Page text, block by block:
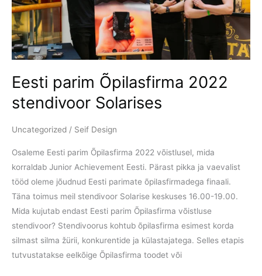
Eesti parim Õpilasfirma 2022
stendivoor Solarises
Uncategorized / Seif Design
Osaleme Eesti parim Õpilasfirma 2022 võistlusel, mida
korraldab Junior Achievement Eesti. Pärast pikka ja vaevalist
tööd oleme jõudnud Eesti parimate õpilasfirmadega finaali.
Täna toimus meil stendivoor Solarise keskuses 16.00-19.00.
Mida kujutab endast Eesti parim Õpilasfirma võistluse
stendivoor? Stendivoorus kohtub õpilasfirma esimest korda
silmast silma žürii, konkurentide ja külastajatega. Selles etapis
tutvustatakse eelkõige Õpilasfirma toodet või
stendivoor
Solarises